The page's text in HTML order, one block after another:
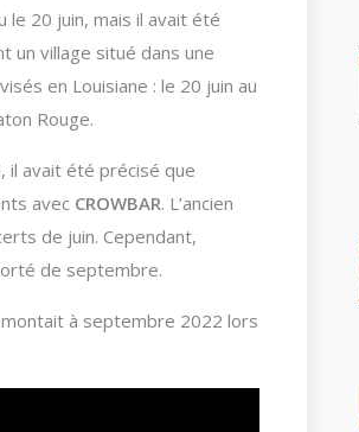
20 juin, mais il avait été
un village situé dans une
en Louisiane : le 20 juin au
Rouge.
il avait été précisé que
avec CROWBAR. L’ancien
de juin. Cependant,
de septembre.
à septembre 2022 lors